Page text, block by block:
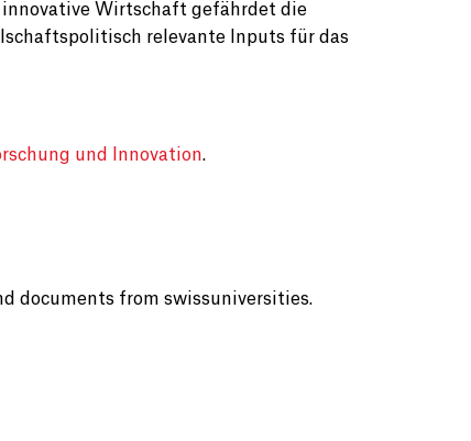
Wirtschaft gefährdet die
relevante Inputs für das
und Innovation.
documents from swissuniversities.